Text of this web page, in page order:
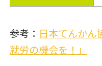
参考：
日本てんかん
就労の機会を！」